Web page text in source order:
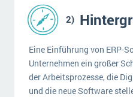
Eine Einführung von ERP-
Unternehmen ein großer
der Arbeitsprozesse, die
und die neue Software